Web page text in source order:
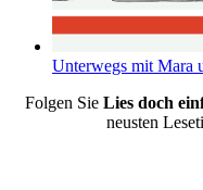
Unterwegs mit Mara
Folgen Sie Lies doch
neusten